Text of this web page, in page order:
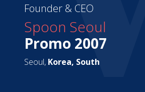
Founder & CEO
Spoon Seoul
Promo 2007
Seoul, Korea, South